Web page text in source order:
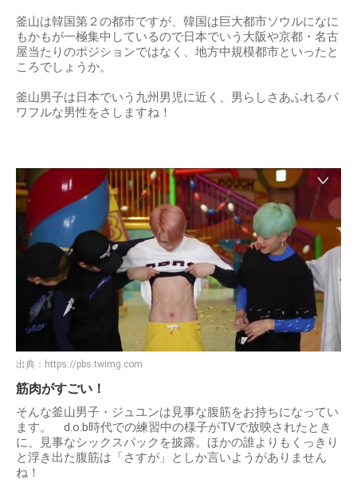
釜山は韓国第２の都市ですが、韓国は巨大都市ソウルになに
もかもが一極集中しているので日本でいう大阪や京都・名古
屋当たりのポジションではなく、地方中規模都市といったと
ころでしょうか。
釜山男子は日本でいう九州男児に近く、男らしさあふれるパ
ワフルな男性をさしますね！
出典： https://pbs.twimg.com
筋肉がすごい！
そんな釜山男子・ジュユンは見事な腹筋をお持ちになってい
ます。 d.o.b時代での練習中の様子がTVで放映されたとき
に、見事なシックスパックを披露。ほかの誰よりもくっきり
と浮き出た腹筋は「さすが」としか言いようがありません
ね！